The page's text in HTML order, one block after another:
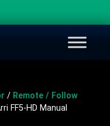
/ Remote / Follow
FF5-HD Manual